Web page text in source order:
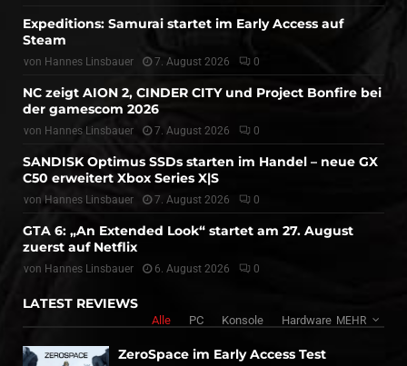
Expeditions: Samurai startet im Early Access auf
Steam
von Hannes Linsbauer 7. August 2026 0
NC zeigt AION 2, CINDER CITY und Project Bonfire bei
der gamescom 2026
von Hannes Linsbauer 7. August 2026 0
SANDISK Optimus SSDs starten im Handel – neue GX
C50 erweitert Xbox Series X|S
von Hannes Linsbauer 7. August 2026 0
GTA 6: „An Extended Look“ startet am 27. August
zuerst auf Netflix
von Hannes Linsbauer 6. August 2026 0
LATEST REVIEWS
Alle PC Konsole Hardware MEHR
ZeroSpace im Early Access Test